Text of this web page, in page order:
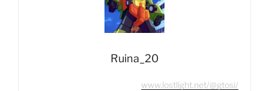
Ruina_20
www.lostlight.net/@gtosi/